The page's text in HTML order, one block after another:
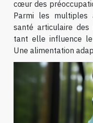
cœur des
Parmi les multiples
santé articulaire
tant elle influence
Une alimentation